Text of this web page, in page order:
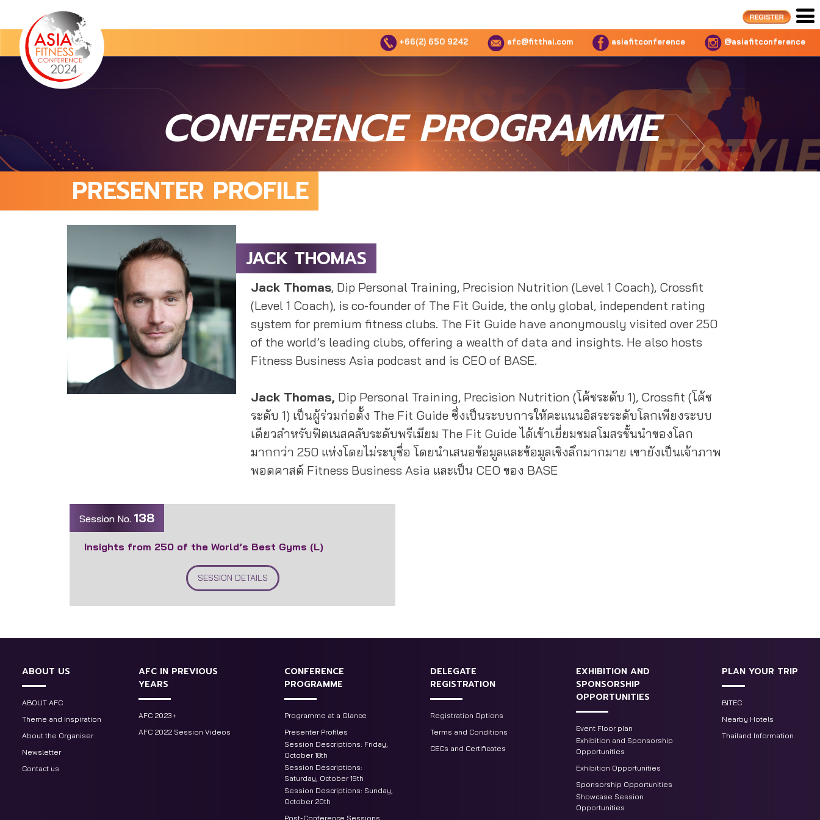
+66(2) 650 9242 afc@fitthai.com asiafitconference @asiafitconference
CONFERENCE PROGRAMME
PRESENTER PROFILE
JACK THOMAS
Jack Thomas, Dip Personal Training, Precision Nutrition (Level 1 Coach), Crossfit
(Level 1 Coach), is co-founder of The Fit Guide, the only global, independent rating
system for premium fitness clubs. The Fit Guide have anonymously visited over 250
of the world’s leading clubs, offering a wealth of data and insights. He also hosts
Fitness Business Asia podcast and is CEO of BASE.
Jack Thomas, Dip Personal Training, Precision Nutrition (โค้ชระดับ 1), Crossfit (โค้ช
ระดับ 1) เป็นผู้ร่วมก่อตั้ง The Fit Guide ซึ่งเป็นระบบการให้คะแนนอิสระระดับโลกเพียงระบบ
เดียวสําหรับฟิตเนสคลับระดับพรีเมียม The Fit Guide ได้เข้าเยี่ยมชมสโมสรชั้นนําของโลก
มากกว่า 250 แห่งโดยไม่ระบุชื่อ โดยนําเสนอข้อมูลและข้อมูลเชิงลึกมากมาย เขายังเป็นเจ้าภาพ
พอดคาสต์ Fitness Business Asia และเป็น CEO ของ BASE
Session No. 138
Insights from 250 of the World’s Best Gyms (L)
SESSION DETAILS
ABOUT US
ABOUT AFC
Theme and inspiration
About the Organiser
Newsletter
Contact us
AFC IN PREVIOUS
YEARS
AFC 2023+
AFC 2022 Session Videos
CONFERENCE
PROGRAMME
Programme at a Glance
Presenter Profiles
Session Descriptions: Friday,
October 18th
Session Descriptions:
Saturday, October 19th
Session Descriptions: Sunday,
October 20th
Post-Conference Sessions
DELEGATE
REGISTRATION
Registration Options
Terms and Conditions
CECs and Certificates
EXHIBITION AND
SPONSORSHIP
OPPORTUNITIES
Event Floor plan
Exhibition and Sponsorship
Opportunities
Exhibition Opportunities
Sponsorship Opportunities
Showcase Session
Opportunities
PLAN YOUR TRIP
BITEC
Nearby Hotels
Thailand Information